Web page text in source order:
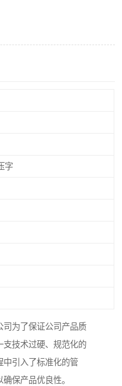
字
司为了保证公司产品质
支技术过硬、规范化的
中引入了标准化的管
保产品优良性。